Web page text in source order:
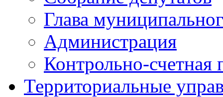
Глава
Администрация
Контрольно-счетная
Территориальные